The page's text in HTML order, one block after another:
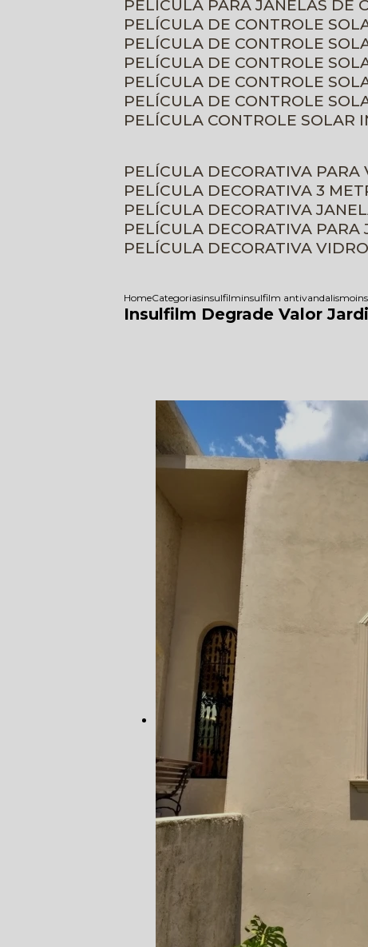
PELÍCULA PARA JANELAS DE
PELÍCULA DE CONTROLE
PELÍCULA DE CONTROLE
PELÍCULA DE CONTROLE
PELÍCULA DE CONTROLE
PELÍCULA DE CONTROLE
PELÍCULA CONTROLE SOLAR
PELÍCULA DECORATIVA
PELÍCULA DECORATIVA 3
PELÍCULA DECORATIVA
PELÍCULA DECORATIVA PARA
PELÍCULA DECORATIVA
HomeCategoriasinsulfilminsulfilm antivandalismo
Insulfilm Degrade Valor